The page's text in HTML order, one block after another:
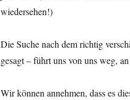
wiedersehen!)
Die Suche nach dem richtig
gesagt – führt uns von uns weg,
Wir können annehmen, dass es